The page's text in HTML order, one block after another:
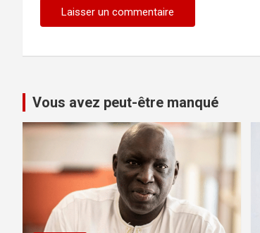
Vous avez peut-être manqué